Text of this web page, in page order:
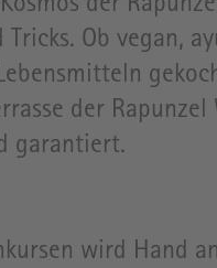
DEM
FIRMENGELÄNDE)
der
Ob vegan,
der
garantiert.
wird Hand